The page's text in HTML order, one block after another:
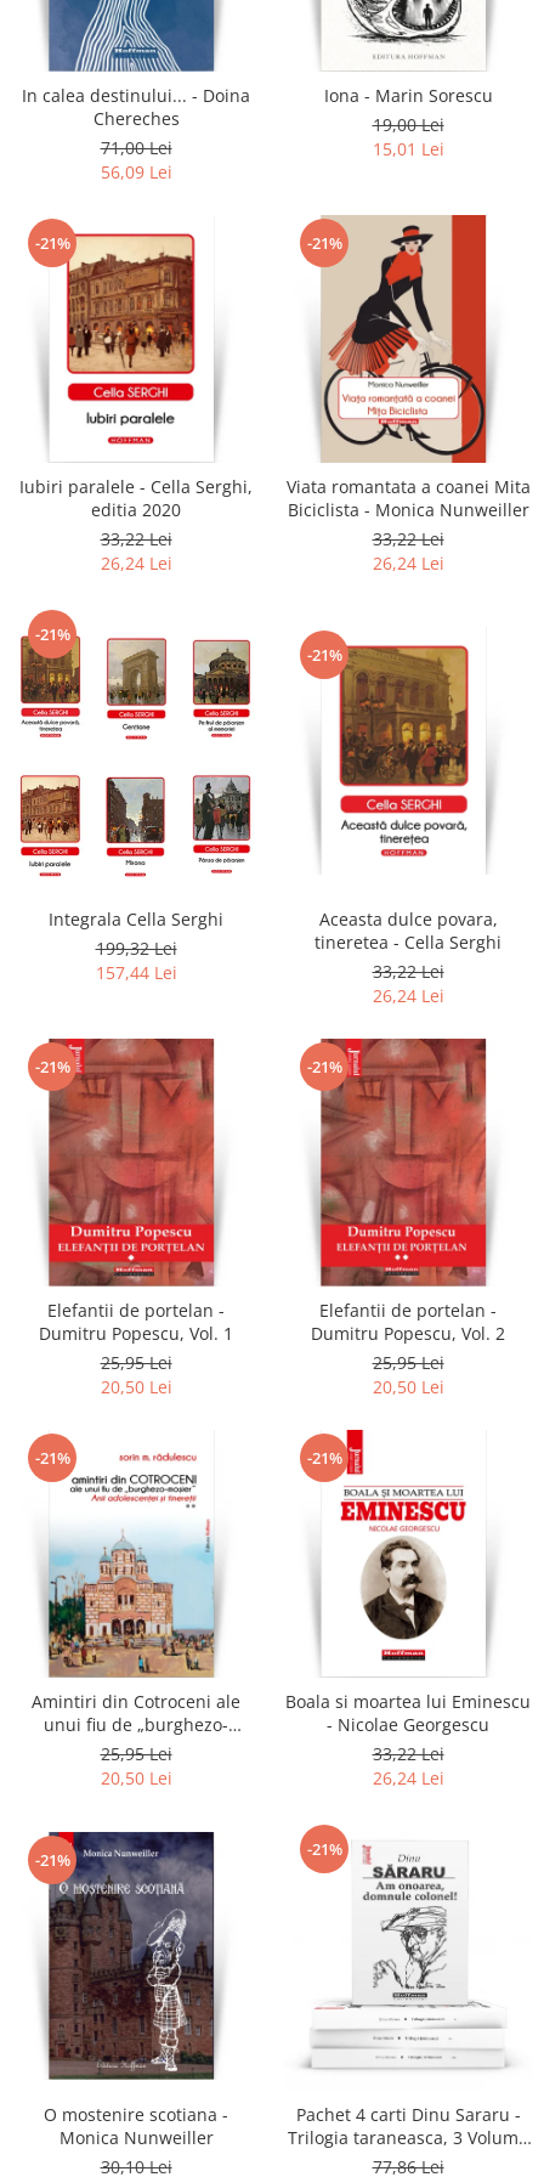
Literatura
Clasica
Contemporana
Universala
Non-fictiune
Calatorii
Memorii
Publicistica / Reportaje / Interviuri
Stiinte umaniste
Sociologie si filozofie
In calea destinului... - Doina
Chereches
71,00 Lei
56,09 Lei
Iona - Marin Sorescu
19,00 Lei
15,01 Lei
-21%
Iubiri paralele - Cella Serghi,
editia 2020
33,22 Lei
26,24 Lei
-21%
Viata romantata a coanei Mita
Biciclista - Monica Nunweiller
33,22 Lei
26,24 Lei
-21%
Integrala Cella Serghi
199,32 Lei
157,44 Lei
-21%
Aceasta dulce povara,
tineretea - Cella Serghi
33,22 Lei
26,24 Lei
-21%
Elefantii de portelan -
Dumitru Popescu, Vol. 1
25,95 Lei
20,50 Lei
-21%
Elefantii de portelan -
Dumitru Popescu, Vol. 2
25,95 Lei
20,50 Lei
-21%
Amintiri din Cotroceni ale
unui fiu de „burghezo-
mosier”.Vol.2 - Sorin M.
Radulescu
25,95 Lei
20,50 Lei
-21%
Boala si moartea lui Eminescu
- Nicolae Georgescu
33,22 Lei
26,24 Lei
-21%
O mostenire scotiana -
Monica Nunweiller
30,10 Lei
-21%
Pachet 4 carti Dinu Sararu -
Trilogia taraneasca, 3 Volume
+ Am onoarea, domnule
77,86 Lei